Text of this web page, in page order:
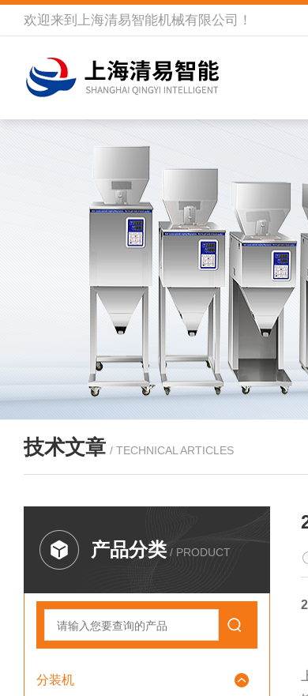
欢迎来到 上海清易智能机械有限公司 ！
技术文章 / TECHNICAL ARTICLES
产品分类 / PRODUCT
分装机